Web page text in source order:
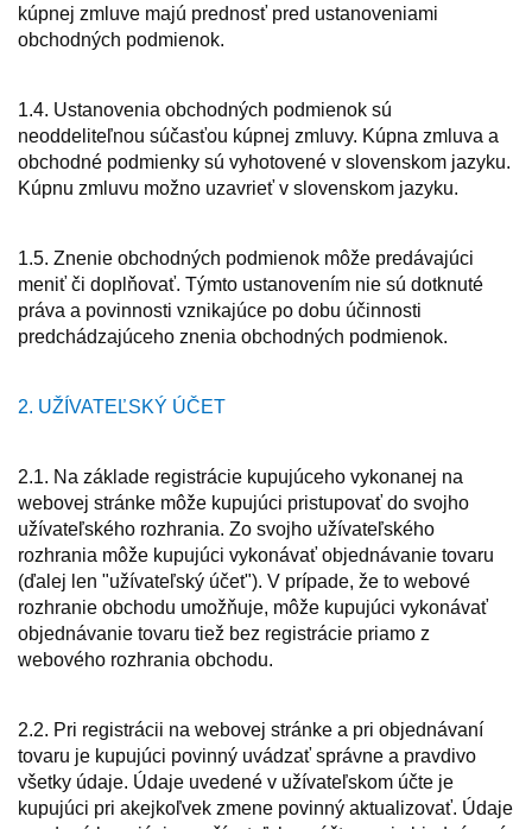
kúpnej zmluve majú prednosť pred ustanoveniami
obchodných podmienok.
1.4. Ustanovenia obchodných podmienok sú
neoddeliteľnou súčasťou kúpnej zmluvy. Kúpna zmluva a
obchodné podmienky sú vyhotovené v slovenskom jazyku.
Kúpnu zmluvu možno uzavrieť v slovenskom jazyku.
1.5. Znenie obchodných podmienok môže predávajúci
meniť či doplňovať. Týmto ustanovením nie sú dotknuté
práva a povinnosti vznikajúce po dobu účinnosti
predchádzajúceho znenia obchodných podmienok.
2. UŽÍVATEĽSKÝ ÚČET
2.1. Na základe registrácie kupujúceho vykonanej na
webovej stránke môže kupujúci pristupovať do svojho
užívateľského rozhrania. Zo svojho užívateľského
rozhrania môže kupujúci vykonávať objednávanie tovaru
(ďalej len "užívateľský účet"). V prípade, že to webové
rozhranie obchodu umožňuje, môže kupujúci vykonávať
objednávanie tovaru tiež bez registrácie priamo z
webového rozhrania obchodu.
2.2. Pri registrácii na webovej stránke a pri objednávaní
tovaru je kupujúci povinný uvádzať správne a pravdivo
všetky údaje. Údaje uvedené v užívateľskom účte je
kupujúci pri akejkoľvek zmene povinný aktualizovať. Údaje